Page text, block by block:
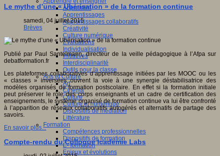
Apprendre
Apprentissages
Apprentissages collaboratifs
Créativité
Culture numérique
Evaluations
Individualisation
Initiatives
Interdisciplinarité
Outils pour la classe
Arts et Culture
Art
Cinéma
Culture
Culture et numérique
Dispositifs de médiation
Littérature
Formation
Compétences professionnelles
Dispositifs de formation
E- formation
Enjeux et évolutions
Le mythe d’une « Ubérisation » de la formation continue
samedi, 04 juillet 2015
Brèves
Publié par Paul Santelmann, directeur de la veille pédagogique à l’Afpa sur
debatformation.fr
Les plateformes collaboratives d’apprentissage initiées par les MOOC ou les
« classes » inversées ouvrent la voie à une synergie déstabilisatrice des
modèles organisés de formation postscolaire. En effet si la formation initiale
peut préserver le rôle des corps enseignants et un cadre de certification des
enseignements, le système organisé de formation continue va lui être confronté
à l’apparition de réseaux collaboratifs autogérés et alternatifs de partage des
savoirs.
En savoir plus...
Compte-rendu du Colloque Icademie Labs